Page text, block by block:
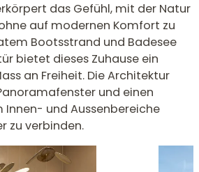
das Gefühl, mit der Natur
auf modernen Komfort zu
Bootsstrand und Badesee
bietet dieses Zuhause ein
an Freiheit. Die Architektur
und einen
Innen- und Aussenbereiche
zu verbinden.